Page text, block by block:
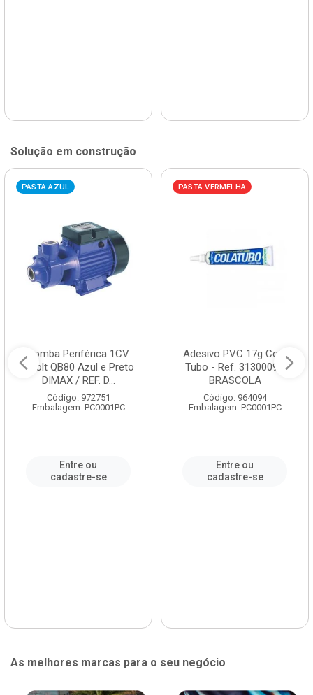
Solução em construção
PASTA AZUL
Bomba Periférica 1CV
Bivolt QB80 Azul e Preto
DIMAX / REF. D...
Código: 972751
Embalagem: PC0001PC
Entre ou
cadastre-se
PASTA VERMELHA
Adesivo PVC 17g Cola
Tubo - Ref. 3130009 -
BRASCOLA
Código: 964094
Embalagem: PC0001PC
Entre ou
cadastre-se
As melhores marcas para o seu negócio